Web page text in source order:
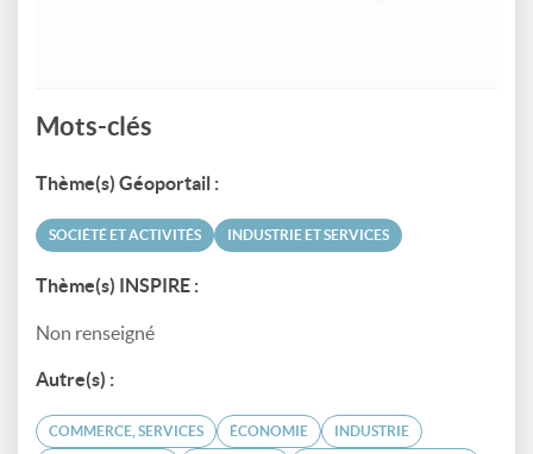
Mots-clés
Thème(s) Géoportail :
SOCIÉTÉ ET ACTIVITÉS INDUSTRIE ET SERVICES
Thème(s) INSPIRE :
Non renseigné
Autre(s) :
COMMERCE, SERVICES ÉCONOMIE INDUSTRIE